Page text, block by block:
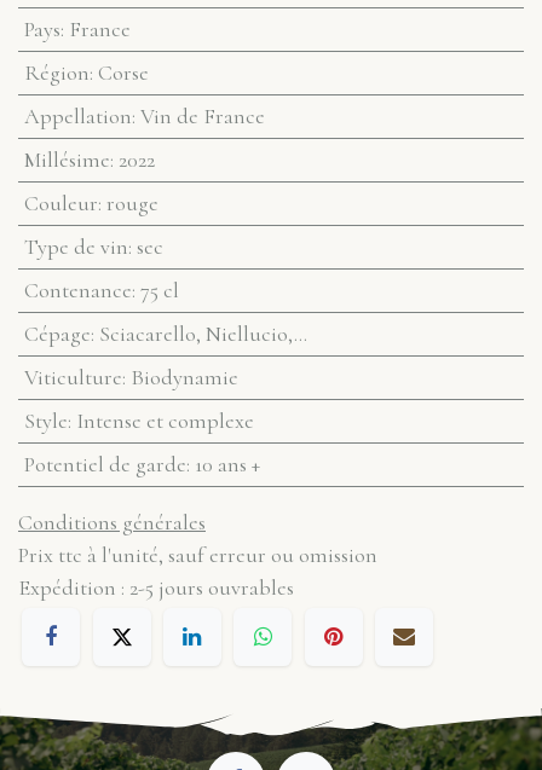
Pays: France
Région: Corse
Appellation: Vin de France
Millésime: 2022
Couleur: rouge
Type de vin: sec
Contenance: 75 cl
Cépage: Sciacarello, Niellucio,...
Viticulture: Biodynamie
Style: Intense et complexe
Potentiel de garde: 10 ans +
Conditions générales
Prix ttc à l'unité, sauf erreur ou omission
Expédition : 2-5 jours ouvrables